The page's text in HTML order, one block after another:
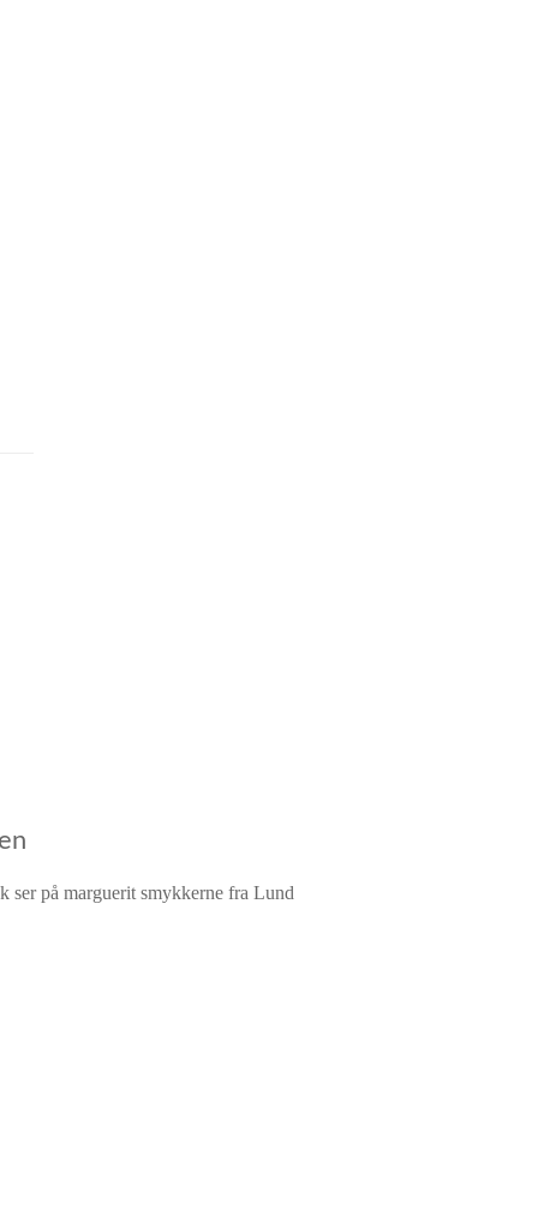
ser på marguerit smykkerne fra Lund